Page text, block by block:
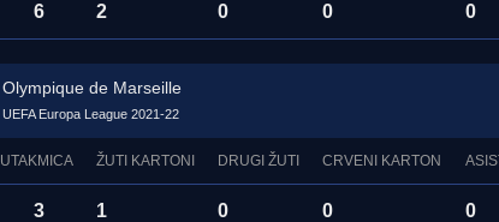
6 2 0 0 0
Olympique de Marseille
UEFA Europa League 2021-22
UTAKMICA ŽUTI KARTONI DRUGI ŽUTI CRVENI KARTON
3 1 0 0 0